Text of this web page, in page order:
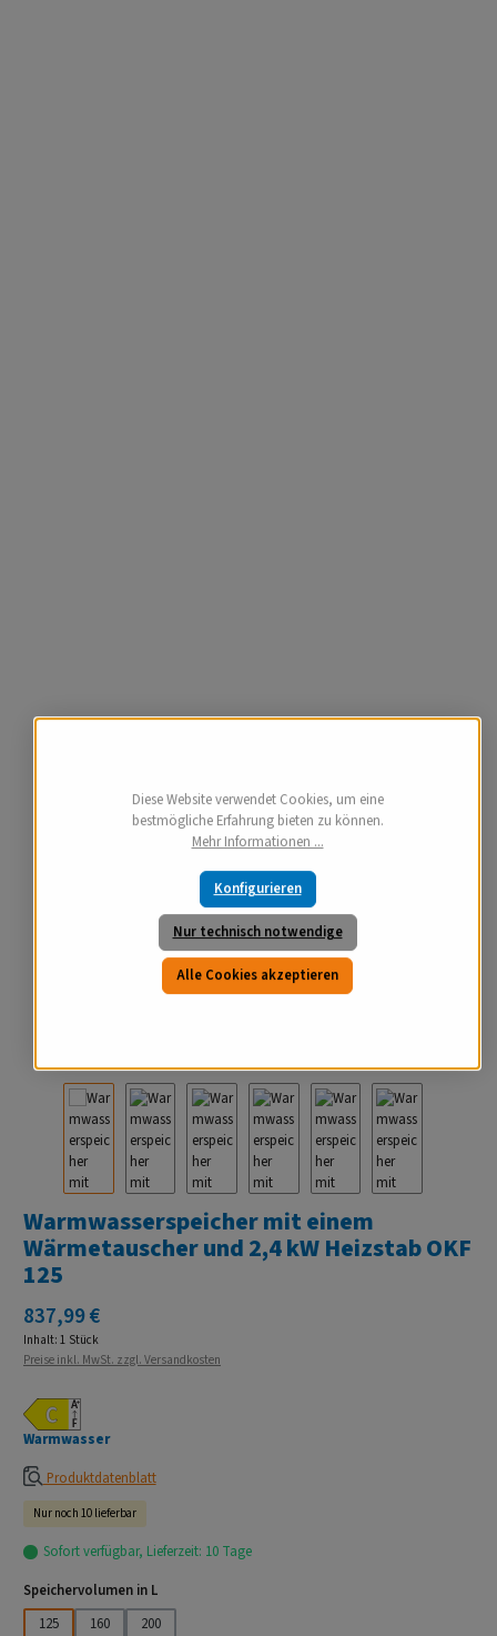
Warmwasserspeicher mit einem
Wärmetauscher und 2,4 kW Heizstab OKF
125
Regulärer Preis:
837,99 €
Inhalt: 1 Stück
Preise inkl. MwSt. zzgl. Versandkosten
Warmwasser
Produktdatenblatt
Nur noch 10 lieferbar
Sofort verfügbar, Lieferzeit: 10 Tage
Speichervolumen in Lauswählen
125
160 200
Diese Website verwendet Cookies, um eine
bestmögliche Erfahrung bieten zu können.
Mehr Informationen ...
Nur technisch notwendige
Konfigurieren
Alle Cookies akzeptieren